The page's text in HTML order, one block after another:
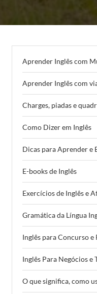
Aprender Inglês com
Aprender Inglês com
Charges, piadas e
Como Dizer em Inglês
Dicas para Aprender e
E-books de Inglês
Exercícios de Inglês e
Gramática da Língua
Inglês para Concurso e
Inglês Para Negócios e
O que significa, como